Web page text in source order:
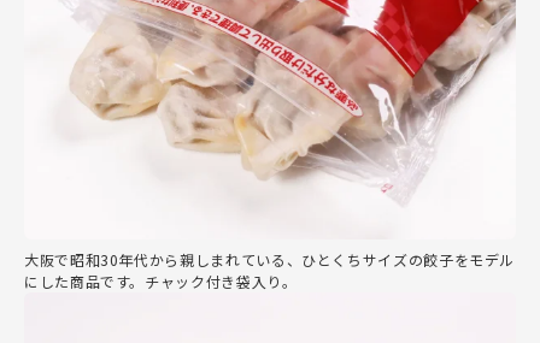
大阪で昭和30年代から親しまれている、ひとくちサイズの餃子をモデル
にした商品です。チャック付き袋入り。